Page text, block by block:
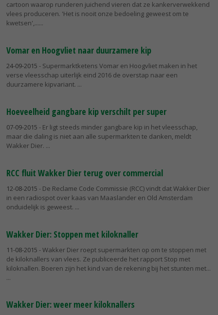
cartoon waarop runderen juichend vieren dat ze kankerverwekkend
vlees produceren. 'Het is nooit onze bedoeling geweest om te
kwetsen',...
Vomar en Hoogvliet naar duurzamere kip
24-09-2015 - Supermarktketens Vomar en Hoogvliet maken in het
verse vleesschap uiterlijk eind 2016 de overstap naar een
duurzamere kipvariant.
Hoeveelheid gangbare kip verschilt per super
07-09-2015 - Er ligt steeds minder gangbare kip in het vleesschap,
maar die daling is niet aan alle supermarkten te danken, meldt
Wakker Dier.
RCC fluit Wakker Dier terug over commercial
12-08-2015 - De Reclame Code Commissie (RCC) vindt dat Wakker Dier
in een radiospot over kaas van Maaslander en Old Amsterdam
onduidelijk is geweest.
Wakker Dier: Stoppen met kiloknaller
11-08-2015 - Wakker Dier roept supermarkten op om te stoppen met
de kiloknallers van vlees. Ze publiceerde het rapport Stop met
kiloknallen. Boeren zijn het kind van de rekening bij het stunten met...
Wakker Dier: weer meer kiloknallers